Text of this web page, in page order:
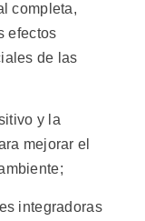
completa,
efectos
de las
y la
mejorar el
integradoras